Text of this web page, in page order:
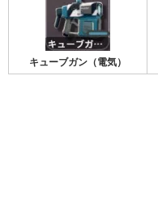
キューブガン（電気）